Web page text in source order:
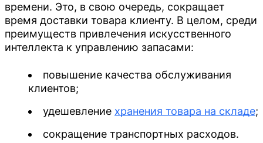
времени. Это, в свою очередь, сокращает
время доставки товара клиенту. В целом, среди
преимуществ привлечения искусственного
интеллекта к управлению запасами:
повышение качества обслуживания
клиентов;
удешевление хранения товара на складе;
сокращение транспортных расходов.
Хабаровск
Челябинск
Южно-Сахалинск
Тюмень
Улан-Удэ
Челябинск
Чита
Южно-Сахалинск